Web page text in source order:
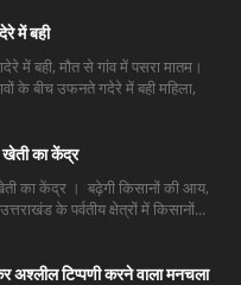
में बही
में बही, मौत से गांव में पसरा मातम।
के बीच उफनते गदेरे में बही महिला,
खेती का केंद्र
का केंद्र । बढ़ेगी किसानों की आय,
के पर्वतीय क्षेत्रों में किसानों...
अश्लील टिप्पणी करने वाला मनचला